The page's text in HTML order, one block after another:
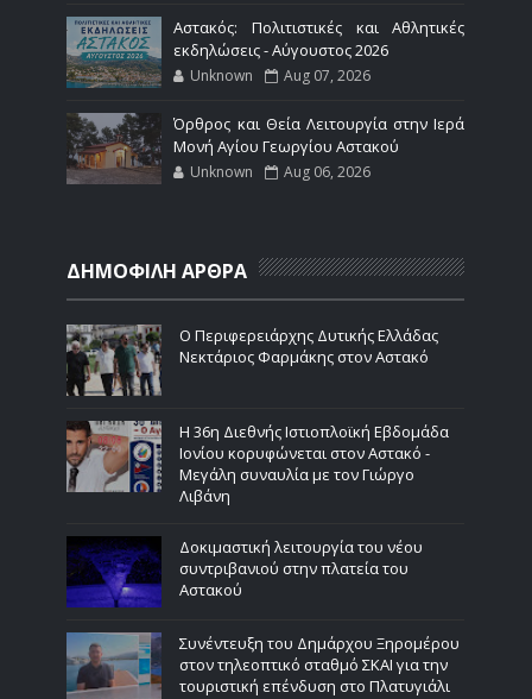
Αστακός: Πολιτιστικές και Αθλητικές
εκδηλώσεις - Αύγουστος 2026
Unknown Aug 07, 2026
Όρθρος και Θεία Λειτουργία στην Ιερά
Μονή Αγίου Γεωργίου Αστακού
Unknown Aug 06, 2026
ΔΗΜΟΦΙΛΗ ΑΡΘΡΑ
Ο Περιφερειάρχης Δυτικής Ελλάδας
Νεκτάριος Φαρμάκης στον Αστακό
Η 36η Διεθνής Ιστιοπλοϊκή Εβδομάδα
Ιονίου κορυφώνεται στον Αστακό -
Μεγάλη συναυλία με τον Γιώργο
Λιβάνη
Δοκιμαστική λειτουργία του νέου
συντριβανιού στην πλατεία του
Αστακού
Συνέντευξη του Δημάρχου Ξηρομέρου
στον τηλεοπτικό σταθμό ΣΚΑΙ για την
τουριστική επένδυση στο Πλατυγιάλι